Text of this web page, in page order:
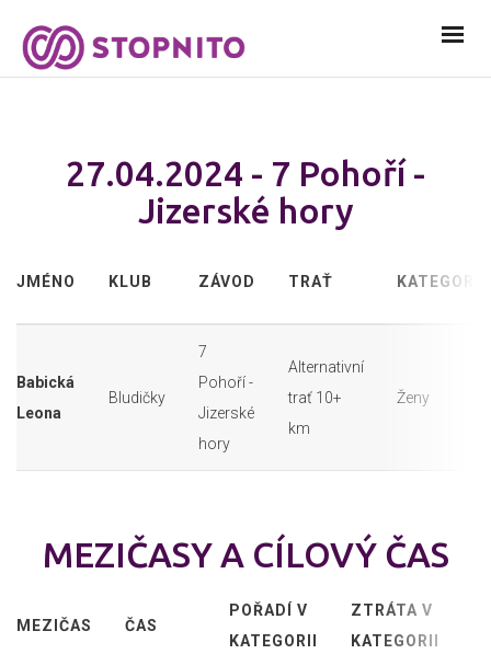
27.04.2024 - 7 Pohoří -
Jizerské hory
JMÉNO KLUB ZÁVOD TRAŤ KATEGORIE
Babická
Leona
Bludičky
7
Pohoří -
Jizerské
hory
Alternativní
trať 10+
km
Ženy
MEZIČASY A CÍLOVÝ ČAS
MEZIČAS ČAS
POŘADÍ V
KATEGORII
ZTRÁTA V
KATEGORII